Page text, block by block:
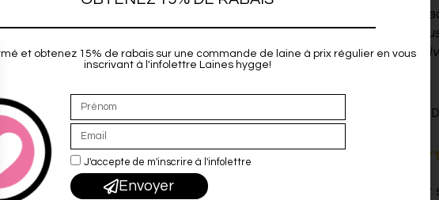
tellus, luctus nec ullamcorper
mattis, pulvinar dapibus leo.
PDG
consectetur
tellus, luctus
mattis,

Lorem ipsum
et obtenez 15% de rabais sur une commande de laine à prix régulier en vous
inscrivant à l'infolettre Laines hygge!
J'accepte de m'inscrire à l'infolettre
Envoyer